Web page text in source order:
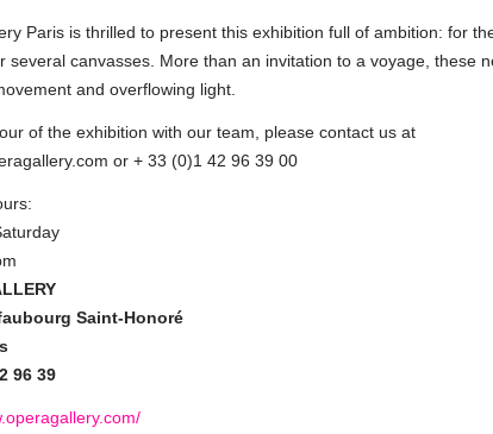
Paris is thrilled to present this exhibition full of ambition: for
several canvasses. More than an invitation to a voyage, these
and overflowing light.
of the exhibition with our team, please contact us at
or + 33 (0)1 42 96 39 00
Saint-Honoré
96 39